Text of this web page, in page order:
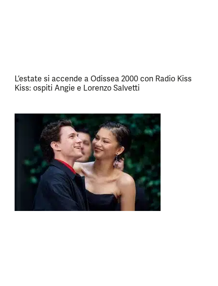
L’estate si accende a Odissea 2000 con Radio Kiss
Kiss: ospiti Angie e Lorenzo Salvetti